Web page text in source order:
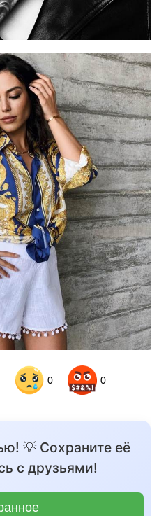
0 0
💡 Сохраните её
с друзьями!